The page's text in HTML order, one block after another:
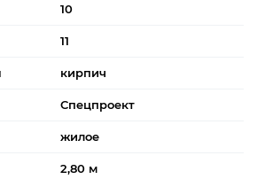
10
11
кирпич
Спецпроект
жилое
2,80 м